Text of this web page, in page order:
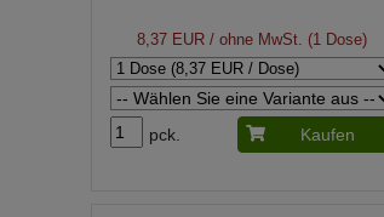
8,37 EUR / ohne MwSt. (1 Dose)
pck. Kaufen